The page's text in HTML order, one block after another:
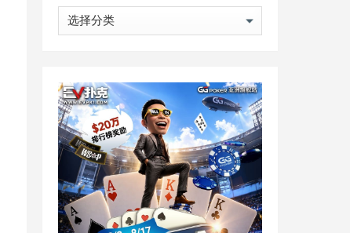
分
类